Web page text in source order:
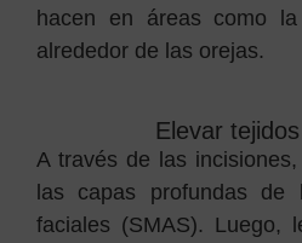
hacen en áreas como
alrededor de las orejas.
Elevar
A través de las
las capas profundas
faciales (SMAS). Luego,